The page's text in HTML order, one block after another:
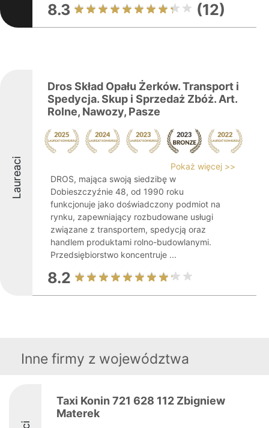
8.3 (12)
Laureaci
Dros Skład Opału Żerków. Transport i
Spedycja. Skup i Sprzedaż Zbóż. Art.
Rolne, Nawozy, Pasze
Pokaż więcej >>
DROS, mająca swoją siedzibę w
Dobieszczyźnie 48, od 1990 roku
funkcjonuje jako doświadczony podmiot na
rynku, zapewniający rozbudowane usługi
związane z transportem, spedycją oraz
handlem produktami rolno-budowlanymi.
Przedsiębiorstwo koncentruje ...
8.2
Inne firmy z województwa
Taxi Konin 721 628 112 Zbigniew
Materek